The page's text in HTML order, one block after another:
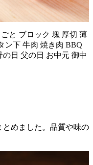
と ブロック 塊 厚切 薄
ン下 牛肉 焼き肉 BBQ
日 父の日 お中元 御中
とめました。品質や味の